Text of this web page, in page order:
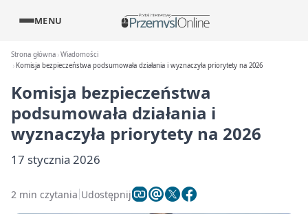
MENU
Strona główna Wiadomości
Komisja bezpieczeństwa podsumowała działania i wyznaczyła priorytety na 2026
Komisja bezpieczeństwa
podsumowała działania i
wyznaczyła priorytety na 2026
17 stycznia 2026
2 min czytania Udostępnij